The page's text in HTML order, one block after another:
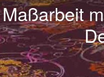
Maßarbeit